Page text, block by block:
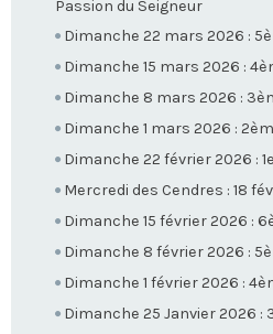
Passion du Seigneur
Dimanche 22 mars 2026 :
Dimanche 15 mars 2026 :
Dimanche 8 mars 2026 :
Dimanche 1 mars 2026 :
Dimanche 22 février 2026 :
Mercredi des Cendres : 18
Dimanche 15 février 2026 :
Dimanche 8 février 2026 :
Dimanche 1 février 2026 :
Dimanche 25 Janvier 2026 :